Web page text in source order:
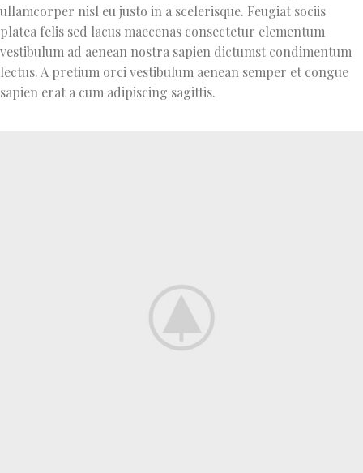
ullamcorper nisl eu justo in a scelerisque. Feugiat sociis
platea felis sed lacus maecenas consectetur elementum
vestibulum ad aenean nostra sapien dictumst condimentum
lectus. A pretium orci vestibulum aenean semper et congue
sapien erat a cum adipiscing sagittis.